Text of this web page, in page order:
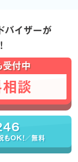
バイザーが
付中
談
OK！／無料